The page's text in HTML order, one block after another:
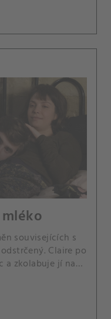
souvisejících s
Claire po
a zkolabuje jí na